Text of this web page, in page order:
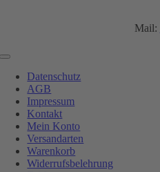
Mail:
Toggle
NavigationDatenschutz
AGB
Impressum
Kontakt
Mein Konto
Versandarten
Warenkorb
Widerrufsbelehrung